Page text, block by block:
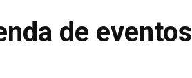
de eventos